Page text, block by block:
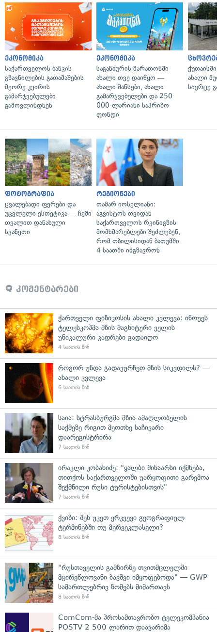
ეკონომიკა
საქართველოს ბანკის
გზავნილების გათამაშების
მეორე კვირის
გამარჯვებულები
გამოვლინდნენ
ეკონომიკა
საგანძურის მარათონში
ახალი თვე დაიწყო —
ახალი შანსები, ახალი
გამარჯვებულები და 250
000-ლარიანი საპრიზო
ფონდი
ახალი
სივრცე
ფოტოგრაფია
ცვალებადი ფერები და
უცვლელი ესთეტიკა — ჩემი
თვალით დანახული
სვანეთი
რეგიონები
თამარ იოსელიანი:
აგვისტოს თვიდან
საქართველოს რკინიგზის
მომხმარებლები შეძლებენ,
რომ თბილისიდან ბათუმში
4 საათში იმგზავრონ
კომენტარები
ქართველი ფიზიკოსის ახალი კვლევა: ინოუეს
ტელესკოპმა მზის მაგნიტური ველის
უნიკალური კადრები გადაიღო
4 საათის წინ
როგორ უნდა გადავურჩეთ მზის სიკვდილს? —
ახალი კვლევა
6 საათის წინ
საია: სტრასბურგმა მზია ამაღლობელის
საქმეზე რიგით მეოთხე საჩივარი
დაარეგისტრირა
7 საათის წინ
ირაკლი კობახიძე: "ყალბი შინაარსი იქმნება,
თითქოს საქართველოში უარყოფითი გარემოა
შექმნილი რუსი ტურისტებისთვის"
7 საათის წინ
ქვიზი: შენ უკეთ ერკვევი გეოგრაფიულ
ტერმინებში თუ მერვეკლასელი?
8 საათის წინ
"რუსთაველის გამზირზე თვითმცლელში
მცირეწლოვანი ბავშვი იმყოფებოდა" — GWP
სამართლებრივ ზომებს მიმართავს
8 საათის წინ
ComCom-მა პროსამთავრობო ტელეკომპანია
POSTV 2 500 ლარით დააჯარიმა